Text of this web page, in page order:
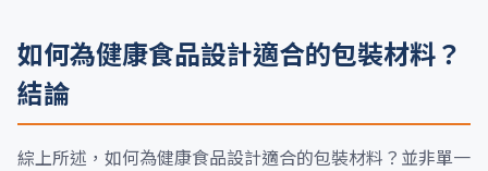
如何為健康食品設計適合的包裝材料？
結論
綜上所述，如何為健康食品設計適合的包裝材料？並非單一